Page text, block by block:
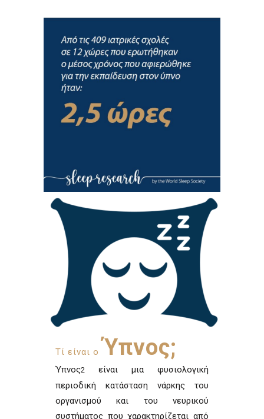
Τί είναι ο Ύπνος;
Ύπνος2
είναι μια φυσιολογική
περιοδική κατάσταση νάρκης του
οργανισμού και του νευρικού
συστήματος που χαρακτηρίζεται από